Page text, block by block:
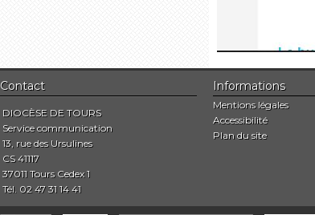
Contact
DIOCÈSE DE TOURS
Service communication
13, rue des Ursulines
CS 41117
37011 Tours Cedex 1
Tél. 02 47 31 14 41
Informations
Mentions légales
Accessibilité
Plan du site